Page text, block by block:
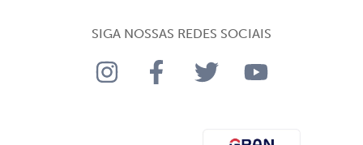
SIGA NOSSAS REDES SOCIAIS